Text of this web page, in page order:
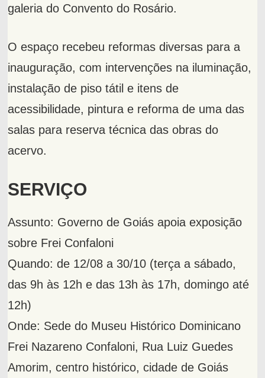
galeria do Convento do Rosário.
O espaço recebeu reformas diversas para a
inauguração, com intervenções na iluminação,
instalação de piso tátil e itens de
acessibilidade, pintura e reforma de uma das
salas para reserva técnica das obras do
acervo.
SERVIÇO
Assunto: Governo de Goiás apoia exposição
sobre Frei Confaloni
Quando: de 12/08 a 30/10 (terça a sábado,
das 9h às 12h e das 13h às 17h, domingo até
12h)
Onde: Sede do Museu Histórico Dominicano
Frei Nazareno Confaloni, Rua Luiz Guedes
Amorim, centro histórico, cidade de Goiás